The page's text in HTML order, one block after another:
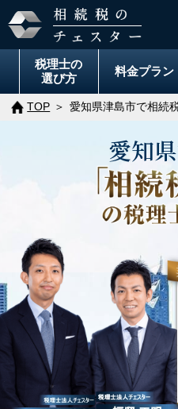
税理士の
選び方
料金プラン
TOP 愛知県津島市で相続
愛知県